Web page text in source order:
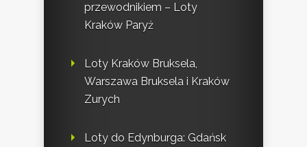
przewodnikiem – Loty
Kraków Paryż
Loty Kraków Bruksela,
Warszawa Bruksela i Kraków
Zurych
Loty do Edynburga: Gdańsk